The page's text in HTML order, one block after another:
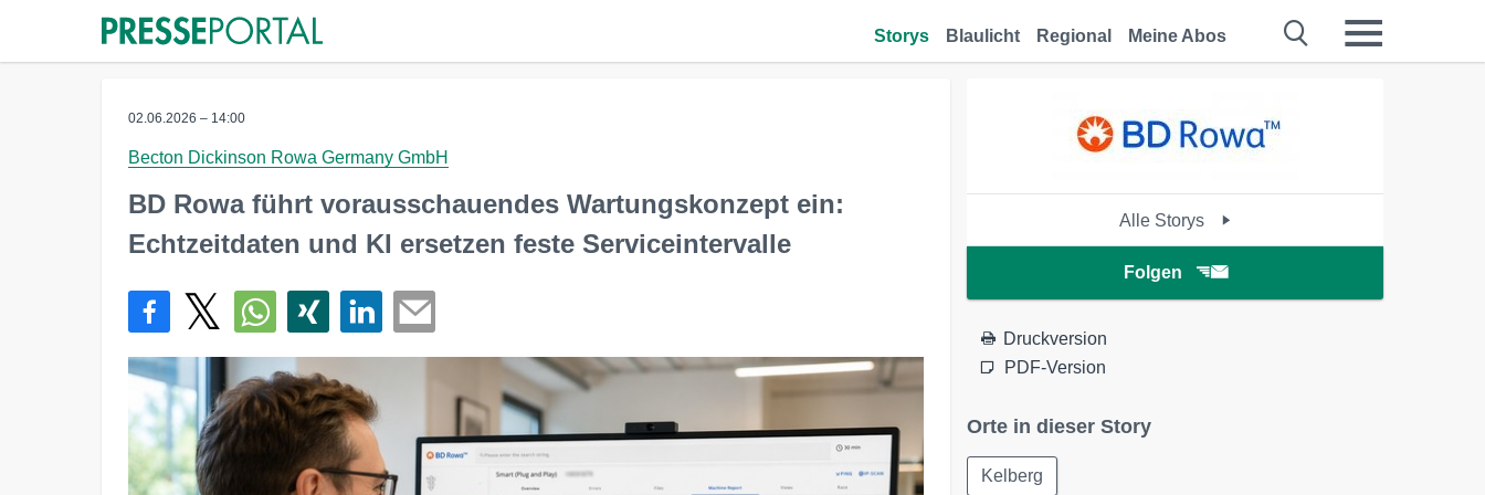
Storys Blaulicht Regional Meine Abos
02.06.2026 – 14:00
Becton Dickinson Rowa Germany GmbH
BD Rowa führt vorausschauendes Wartungskonzept ein:
Echtzeitdaten und KI ersetzen feste Serviceintervalle
Alle Storys
Folgen
Druckversion
PDF-Version
Orte in dieser Story
Kelberg